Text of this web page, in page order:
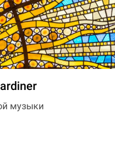
музыки